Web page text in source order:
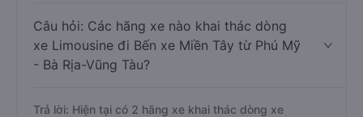
Câu hỏi: Các hãng xe nào khai thác dòng
xe Limousine đi Bến xe Miền Tây từ Phú Mỹ
- Bà Rịa-Vũng Tàu?
Trả lời: Hiện tại có 2 hãng xe khai thác dòng xe